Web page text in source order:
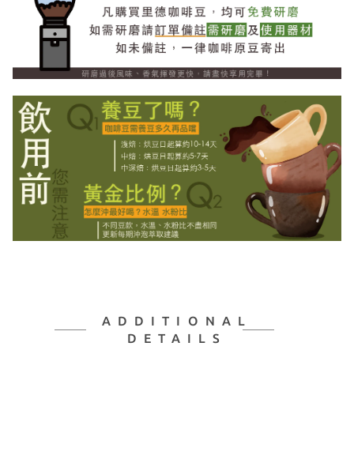
ADDITIONAL
DETAILS